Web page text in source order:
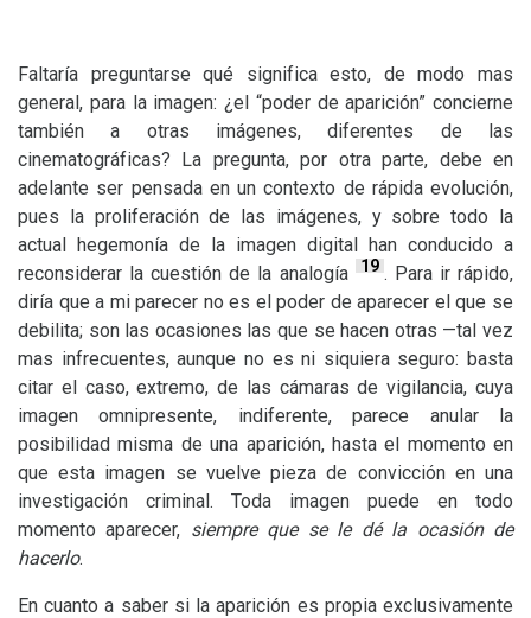
Faltaría preguntarse qué significa esto, de modo mas
general, para la imagen: ¿el “poder de aparición” concierne
también a otras imágenes, diferentes de las
cinematográficas? La pregunta, por otra parte, debe en
adelante ser pensada en un contexto de rápida evolución,
pues la proliferación de las imágenes, y sobre todo la
actual hegemonía de la imagen digital han conducido a
reconsiderar la cuestión de la analogía
19 . Para ir rápido,
diría que a mi parecer no es el poder de aparecer el que se
debilita; son las ocasiones las que se hacen otras —tal vez
mas infrecuentes, aunque no es ni siquiera seguro: basta
citar el caso, extremo, de las cámaras de vigilancia, cuya
imagen omnipresente, indiferente, parece anular la
posibilidad misma de una aparición, hasta el momento en
que esta imagen se vuelve pieza de convicción en una
investigación criminal. Toda imagen puede en todo
momento aparecer, siempre que se le dé la ocasión de
hacerlo.
En cuanto a saber si la aparición es propia exclusivamente